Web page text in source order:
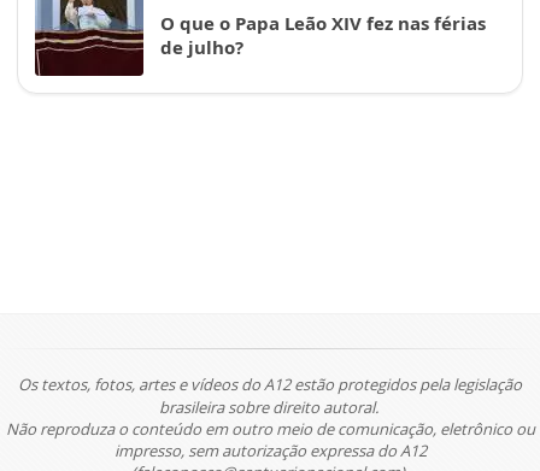
O que o Papa Leão XIV fez nas férias
de julho?
Os textos, fotos, artes e vídeos do A12 estão protegidos pela legislação
brasileira sobre direito autoral.
Não reproduza o conteúdo em outro meio de comunicação, eletrônico ou
impresso, sem autorização expressa do A12